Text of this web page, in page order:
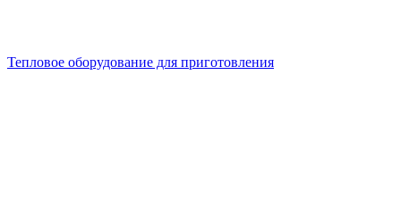
Тепловое оборудование для приготовления